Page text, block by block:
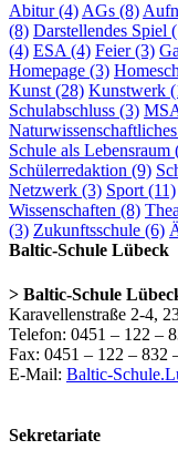
Abitur(4)AGs (8)
(8) Darstellendes Spiel
(4) ESA(4) Feier(3)
Homepage (3)
Kunst(28) Kunstwerk
Schulabschluss (3)
Schule als Lebensraum
Schülerredaktion (9)
Netzwerk (3) Sport(11)
Wissenschaften (8)
(3) Zukunftsschule (6)
Baltic-Schule Lübeck
> Baltic-Schule
Karavellenstraße 2-4,
Telefon: 0451 – 122 –
Fax: 0451 – 122 – 832
E-Mail: Baltic-
Sekretariate